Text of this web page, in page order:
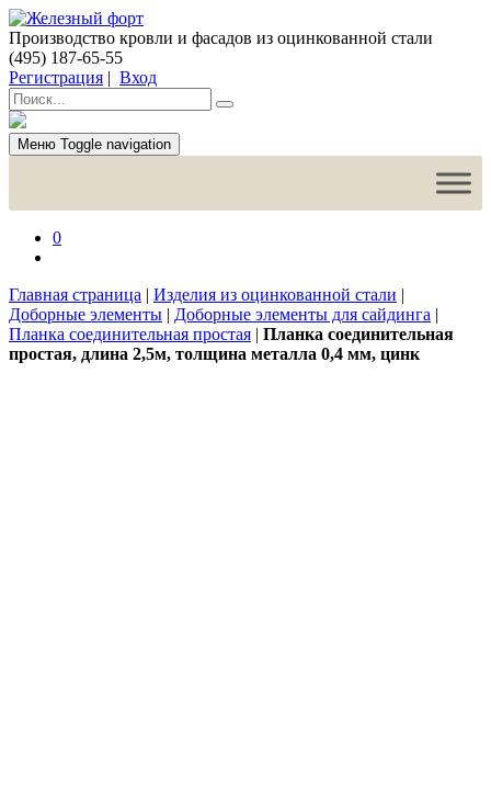
Производство кровли и фасадов из оцинкованной стали
(495) 187-65-55
Регистрация | Вход
Меню Toggle navigation
0
Главная страница | Изделия из оцинкованной стали |
Доборные элементы | Доборные элементы для сайдинга |
Планка соединительная простая | Планка соединительная
простая, длина 2,5м, толщина металла 0,4 мм, цинк